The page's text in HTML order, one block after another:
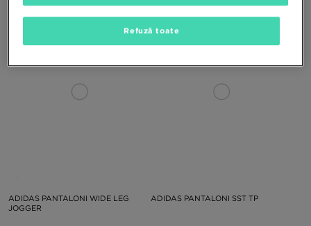
209,99 RON 299,99 RON 209,99 RON 379,99 RON
ADIDAS PANTALONI WIDE LEG
JOGGER
ADIDAS PANTALONI SST TP
Refuză toate